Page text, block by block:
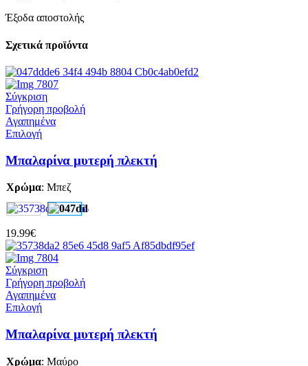
Έξοδα αποστολής
Σχετικά προϊόντα
Σύγκριση
Γρήγορη προβολή
Αγαπημένα
ΕπιλογήΑυτό
προϊόν
έχει
πολλαπλές
παραλλαγές.
Οι
επιλογές
να
επιλεγούν
στη
σελίδα
του
προϊόντος
Μπαλαρίνα μυτερή πλεκτή
Χρώμα: Μπεζ
19.99€
Σύγκριση
Γρήγορη προβολή
Αγαπημένα
ΕπιλογήΑυτό
προϊόν
έχει
πολλαπλές
Μπαλαρίνα μυτερή πλεκτή
Χρώμα: Μαύρο